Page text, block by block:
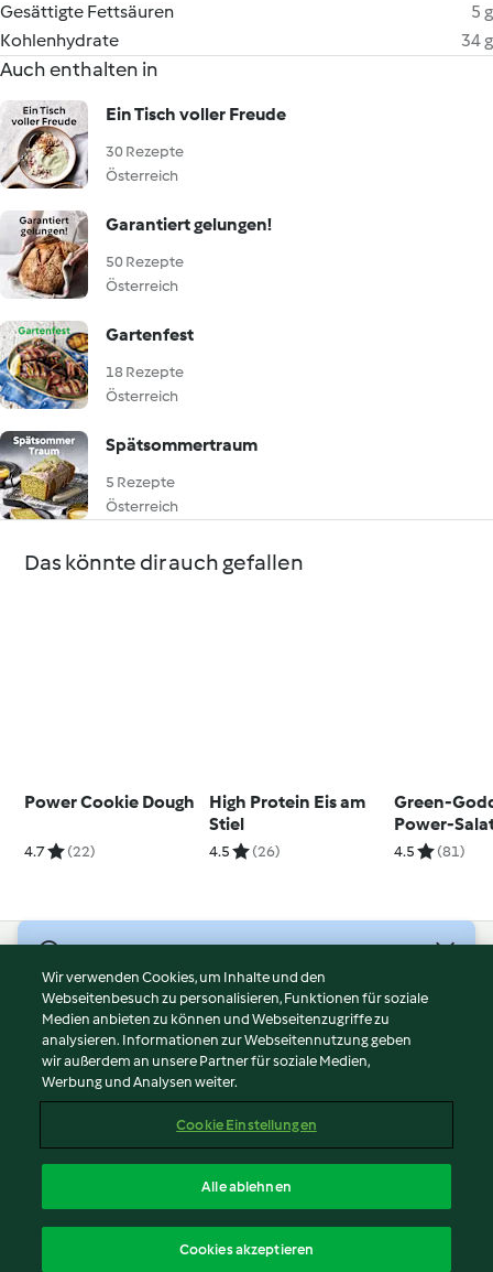
Gesättigte Fettsäuren
5 g
Kohlenhydrate
34 g
Auch enthalten in
Ein Tisch voller Freude
30 Rezepte
Österreich
Garantiert gelungen!
50 Rezepte
Österreich
Gartenfest
18 Rezepte
Österreich
Spätsommertraum
5 Rezepte
Österreich
Das könnte dir auch gefallen
Power Cookie Dough
4.7 (22)
High Protein Eis am
Stiel
4.5 (26)
Green-
Power-
4.5 (81)
Nutzungsbedingungen
Datenschutzrichtlinien
Disclaimer
Impressum
Inhalt melden
Erklärung zur Barrierefreiheit
Wir verwenden Cookies, um Inhalte und den
Webseitenbesuch zu personalisieren, Funktionen für soziale
Medien anbieten zu können und Webseitenzugriffe zu
analysieren. Informationen zur Webseitennutzung geben
wir außerdem an unsere Partner für soziale Medien,
Werbung und Analysen weiter.
Cookie Einstellungen
Alle ablehnen
Cookies akzeptieren